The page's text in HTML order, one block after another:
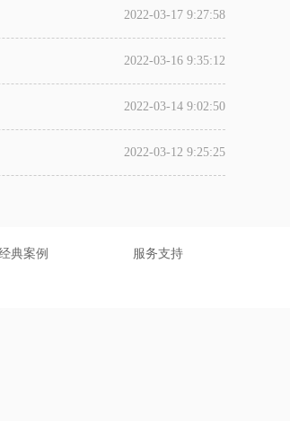
2022-03-17 9:27:58
2022-03-16 9:35:12
2022-03-14 9:02:50
2022-03-12 9:25:25
典案例
服务支持